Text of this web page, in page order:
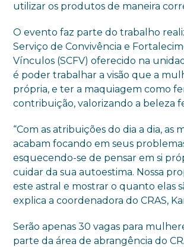
utilizar os produtos de maneira
O evento faz parte do trabalho
Serviço de Convivência e
Vínculos (SCFV) oferecido na
é poder trabalhar a visão que a
própria, e ter a maquiagem como
contribuição, valorizando a beleza
“Com as atribuições do dia a dia, as
acabam focando em seus
esquecendo-se de pensar em si
cuidar da sua autoestima. Nossa
este astral e mostrar o quanto elas
explica a coordenadora do CRAS,
Serão apenas 30 vagas para
parte da área de abrangência do